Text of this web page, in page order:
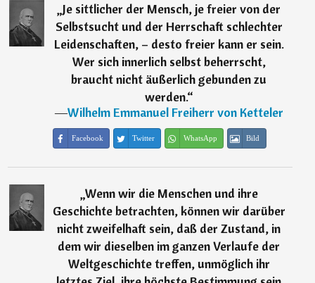
„Je sittlicher der Mensch, je freier von der
Selbstsucht und der Herrschaft schlechter
Leidenschaften, – desto freier kann er sein.
Wer sich innerlich selbst beherrscht,
braucht nicht äußerlich gebunden zu
werden.“
―Wilhelm Emmanuel Freiherr von Ketteler
Facebook Twitter WhatsApp Bild
„Wenn wir die Menschen und ihre
Geschichte betrachten, können wir darüber
nicht zweifelhaft sein, daß der Zustand, in
dem wir dieselben im ganzen Verlaufe der
Weltgeschichte treffen, unmöglich ihr